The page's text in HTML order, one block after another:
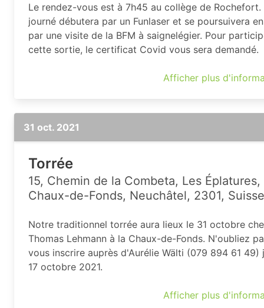
Le rendez-vous est à 7h45 au collège de
journé débutera par un Funlaser et se poursuivera
par une visite de la BFM à saignelégier. Pour
cette sortie, le certificat Covid vous sera demandé.
Afficher plus
31 oct. 2021
Torrée
15, Chemin de la Combeta, Les Éplatures,
Chaux-de-Fonds, Neuchâtel, 2301, Suisse
Notre traditionnel torrée aura lieux le 31 octobre
Thomas Lehmann à la Chaux-de-Fonds. N'oubliez
vous inscrire auprès d'Aurélie Wälti (079 894 61 49)
17 octobre 2021.
Afficher plus